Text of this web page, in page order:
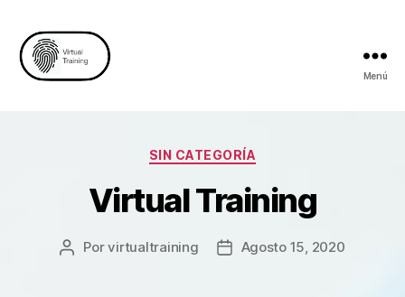
Menú
Categorías
SIN CATEGORÍA
Virtual Training
Autor
Porvirtualtraining
FechaAgosto 15, 2020